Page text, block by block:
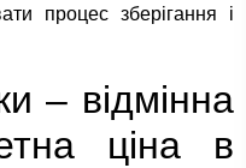
процес зберігання і
– відмінна
ціна в